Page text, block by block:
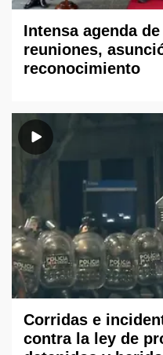
Intensa agenda
reuniones,
reconocimiento
Corridas e
contra la ley de